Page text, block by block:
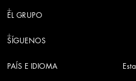
EL GRUPO
SÍGUENOS
PAÍS E IDIOMA